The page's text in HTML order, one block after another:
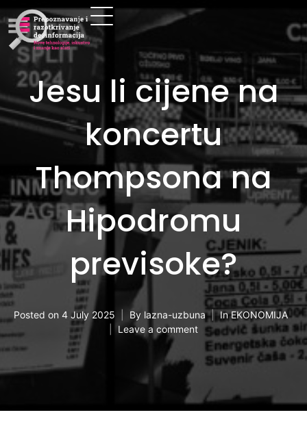
Jesu li cijene na
koncertu
Thompsona na
Hipodromu
previsoke?
Posted on 4 July 2025 By lazna-uzbuna InEKONOMIJA
Leave a comment